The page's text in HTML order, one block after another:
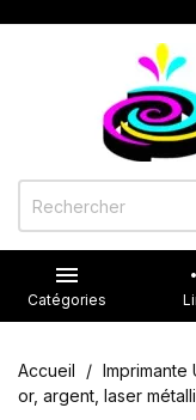

Catégories
Accueil Imprimante
or, argent, laser